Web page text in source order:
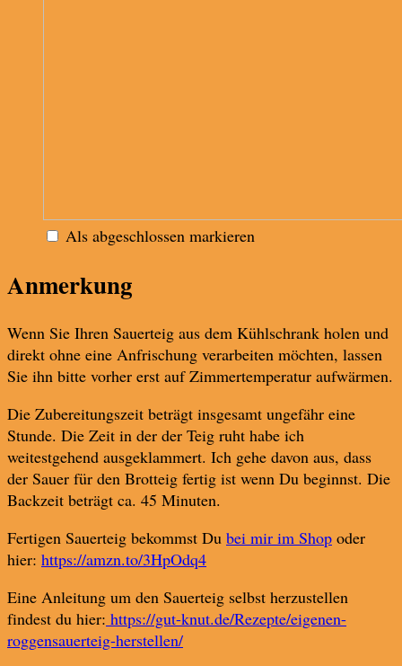
Als abgeschlossen markieren
Anmerkung
Wenn Sie Ihren Sauerteig aus dem Kühlschrank holen und
direkt ohne eine Anfrischung verarbeiten möchten, lassen
Sie ihn bitte vorher erst auf Zimmertemperatur aufwärmen.
Die Zubereitungszeit beträgt insgesamt ungefähr eine
Stunde. Die Zeit in der der Teig ruht habe ich
weitestgehend ausgeklammert. Ich gehe davon aus, dass
der Sauer für den Brotteig fertig ist wenn Du beginnst. Die
Backzeit beträgt ca. 45 Minuten.
Fertigen Sauerteig bekommst Du bei mir im Shop oder
hier: https://amzn.to/3HpOdq4
Eine Anleitung um den Sauerteig selbst herzustellen
findest du hier: https://gut-knut.de/Rezepte/eigenen-
roggensauerteig-herstellen/